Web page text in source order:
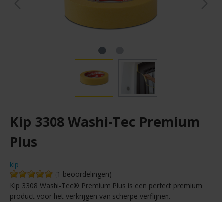
Kip 3308 Washi-Tec Premium
Plus
kip
(1 beoordelingen)
Kip 3308 Washi-Tec® Premium Plus is een perfect premium
product voor het verkrijgen van scherpe verflijnen.